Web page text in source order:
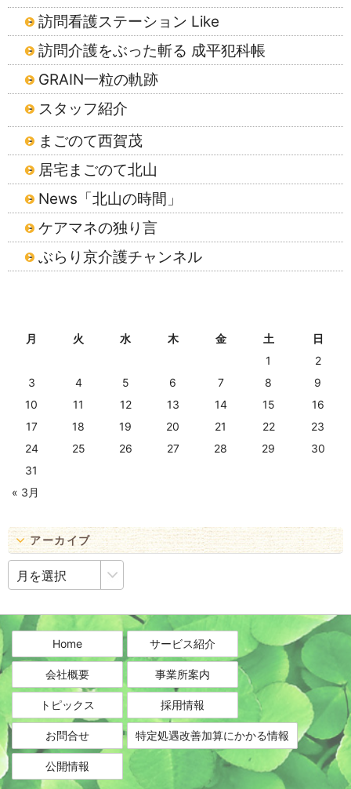
訪問看護ステーション Like
訪問介護をぶった斬る 成平犯科帳
GRAIN一粒の軌跡
スタッフ紹介
まごのて西賀茂
居宅まごのて北山
News「北山の時間」
ケアマネの独り言
ぶらり京介護チャンネル
月 火 水 木 金 土
日
1
2
3
4 5 6 7 8
9
10
11 12 13 14 15
16
17
18 19 20 21 22
23
24
25 26 27 28 29
30
31
« 3月
アーカイブ
ア
ー
カ
ブ
Home
サービス紹介
会社概要 事業所案内
トピックス 採用情報
お問合せ 特定処遇改善加算にかかる情報
公開情報